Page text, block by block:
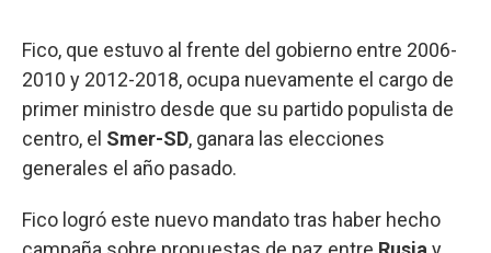
Fico, que estuvo al frente del gobierno entre 2006-
2010 y 2012-2018, ocupa nuevamente el cargo de
primer ministro desde que su partido populista de
centro, el Smer-SD, ganara las elecciones
generales el año pasado.
Fico logró este nuevo mandato tras haber hecho